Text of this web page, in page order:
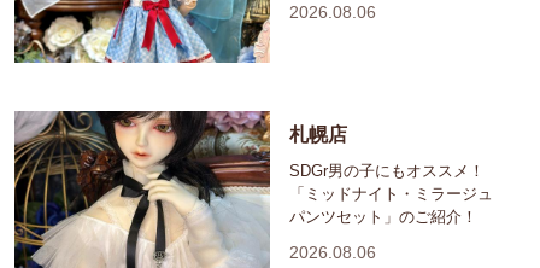
2026.08.06
札幌店
SDGr男の子にもオススメ！
「ミッドナイト・ミラージュ
パンツセット」のご紹介！
2026.08.06